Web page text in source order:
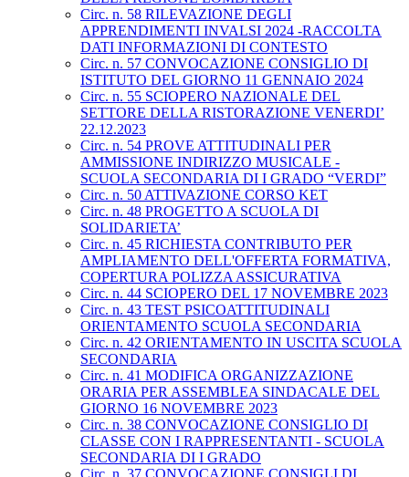
Circ. n. 58 RILEVAZIONE DEGLI
APPRENDIMENTI INVALSI 2024 -RACCOLTA
DATI INFORMAZIONI DI CONTESTO
Circ. n. 57 CONVOCAZIONE CONSIGLIO DI
ISTITUTO DEL GIORNO 11 GENNAIO 2024
Circ. n. 55 SCIOPERO NAZIONALE DEL
SETTORE DELLA RISTORAZIONE VENERDI’
22.12.2023
Circ. n. 54 PROVE ATTITUDINALI PER
AMMISSIONE INDIRIZZO MUSICALE -
SCUOLA SECONDARIA DI I GRADO “VERDI”
Circ. n. 50 ATTIVAZIONE CORSO KET
Circ. n. 48 PROGETTO A SCUOLA DI
SOLIDARIETA’
Circ. n. 45 RICHIESTA CONTRIBUTO PER
AMPLIAMENTO DELL'OFFERTA FORMATIVA,
COPERTURA POLIZZA ASSICURATIVA
Circ. n. 44 SCIOPERO DEL 17 NOVEMBRE 2023
Circ. n. 43 TEST PSICOATTITUDINALI
ORIENTAMENTO SCUOLA SECONDARIA
Circ. n. 42 ORIENTAMENTO IN USCITA SCUOLA
SECONDARIA
Circ. n. 41 MODIFICA ORGANIZZAZIONE
ORARIA PER ASSEMBLEA SINDACALE DEL
GIORNO 16 NOVEMBRE 2023
Circ. n. 38 CONVOCAZIONE CONSIGLIO DI
CLASSE CON I RAPPRESENTANTI - SCUOLA
SECONDARIA DI I GRADO